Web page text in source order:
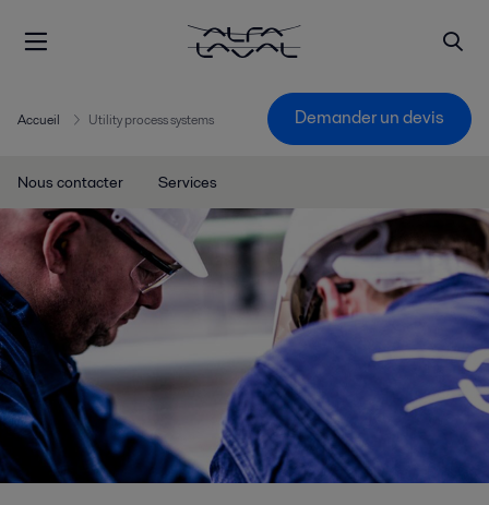
Accueil Utility process systems Demander un devis
Nous contacter Services